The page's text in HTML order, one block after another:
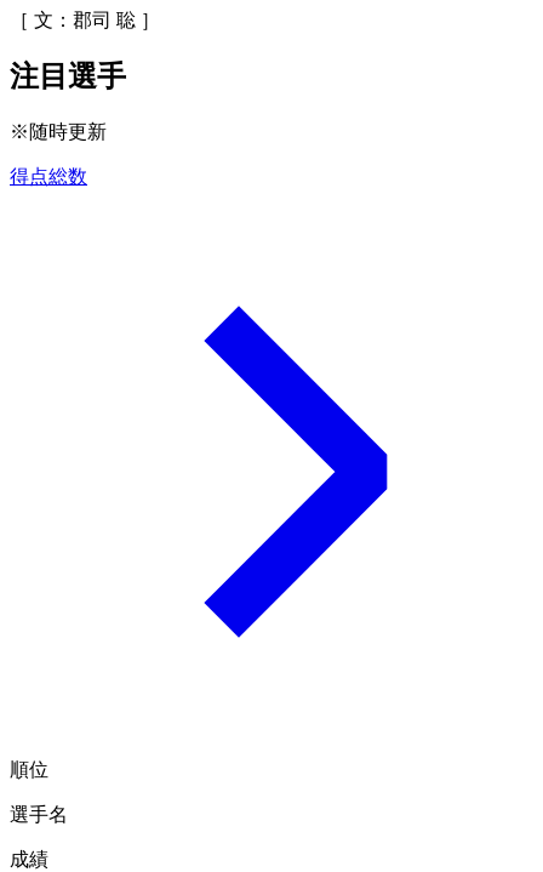
［ 文：郡司 聡 ］
注目選手
※随時更新
得点総数
順位
選手名
成績